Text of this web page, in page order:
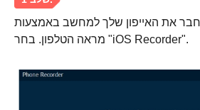
את האייפון שלך למחשב באמצעות
מראה הטלפון. בחר "iOS Recorder".